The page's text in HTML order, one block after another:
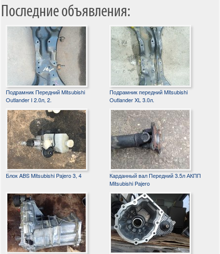
Последние объявления:
Подрамник Передний Mitsubishi
Outlander I 2.0л, 2.
Подрамник передний Mitsubishi
Outlander XL 3.0л.
Блок ABS Mitsubishi Pajero 3, 4
Карданный вал Передний 3.5л АКПП
Mitsubishi Pajero